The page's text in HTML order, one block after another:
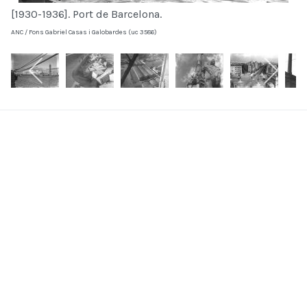
[1930-1936]. Port de Barcelona.
ANC / Fons Gabriel Casas i Galobardes (uc 3586)